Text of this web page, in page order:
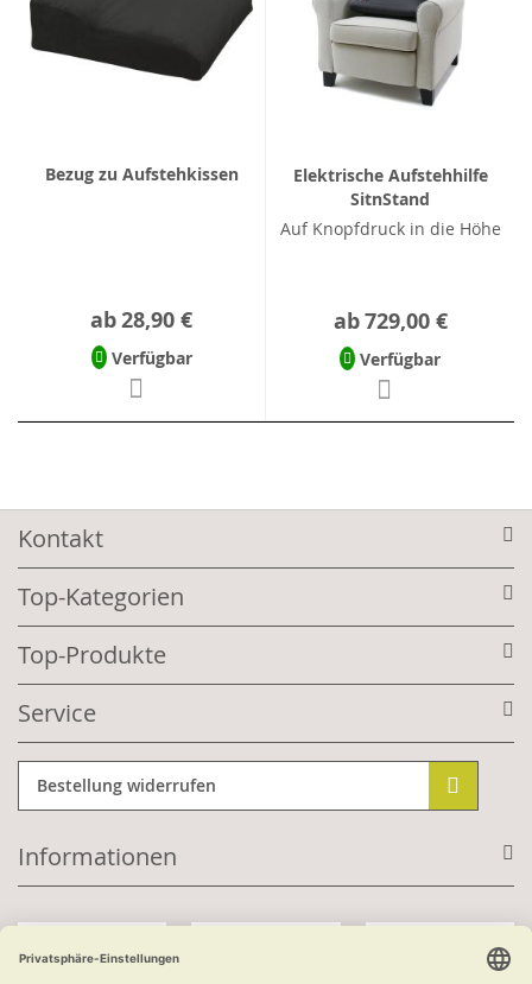
Bezug zu Aufstehkissen
ab28,90 €
Verfügbar
Elektrische Aufstehhilfe
SitnStand
Auf Knopfdruck in die Höhe
ab729,00 €
Verfügbar
Kontakt
Top-Kategorien
Top-Produkte
Service
Bestellung widerrufen
Informationen